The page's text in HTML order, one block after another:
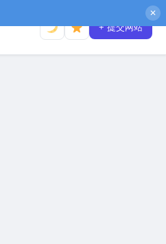
✕
+ 提交网站